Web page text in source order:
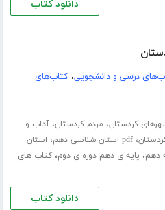
دانلود کتاب
درسی و دانشجویی،کتاب‌های
کردستان، مردم کردستان،آداب و
،pdf استان شناسی دهم ، استان
دهم، پایه ی دهم دوره ی دوم،کتاب های
دانلود کتاب